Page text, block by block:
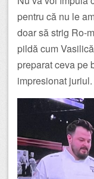
pentru că nu le
doar să strig Ro-
pildă cum
preparat ceva pe
impresionat juriul.